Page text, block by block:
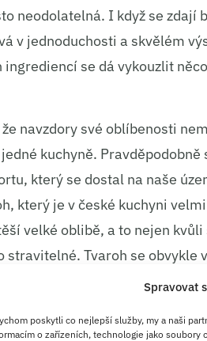
Spravovat
poskytli co nejlepší služby, my a naši
o zařízeních, technologie jako soubory
neodolatelná. I když se zdají
v jednoduchosti a skvělém
ingrediencí se dá vykouzlit
navzdory své oblíbenosti
kuchyně. Pravděpodobně
který se dostal na naše
který je v české kuchyni
velké oblibě, a to nejen
stravitelné. Tvaroh se obvykle
používá plnotučný tvaroh,
je recept na první pohled
teplotu polevy – hraje